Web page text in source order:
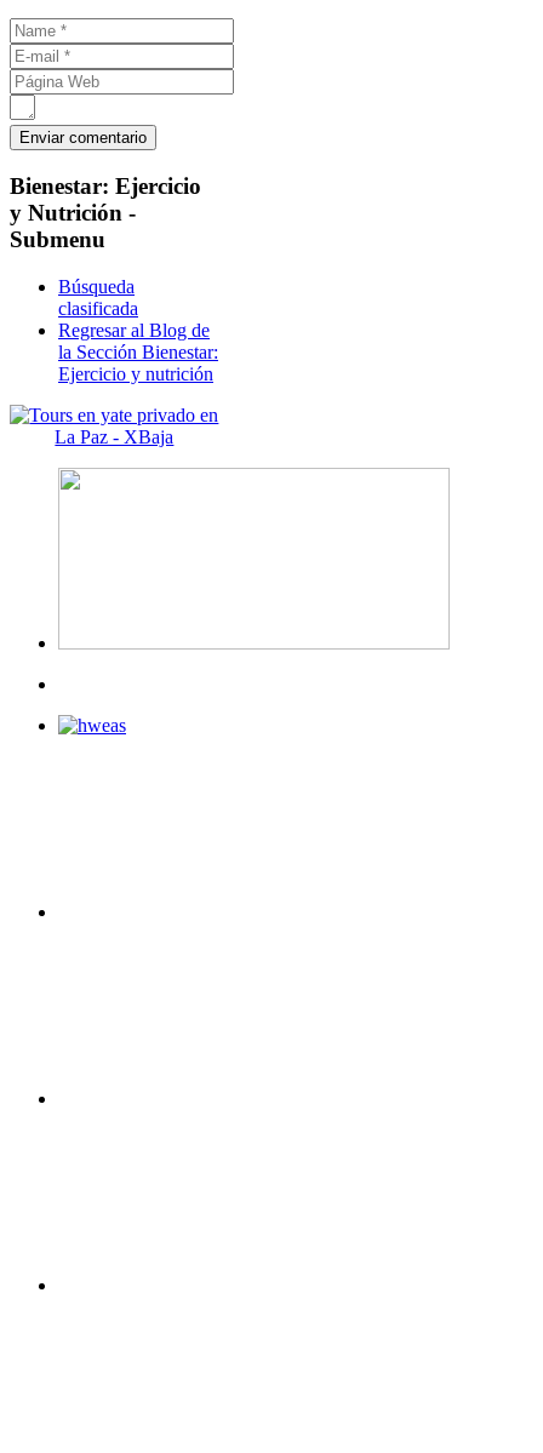
Bienestar: Ejercicio
y Nutrición -
Submenu
Búsqueda
clasificada
Regresar al Blog de
la Sección Bienestar:
Ejercicio y nutrición